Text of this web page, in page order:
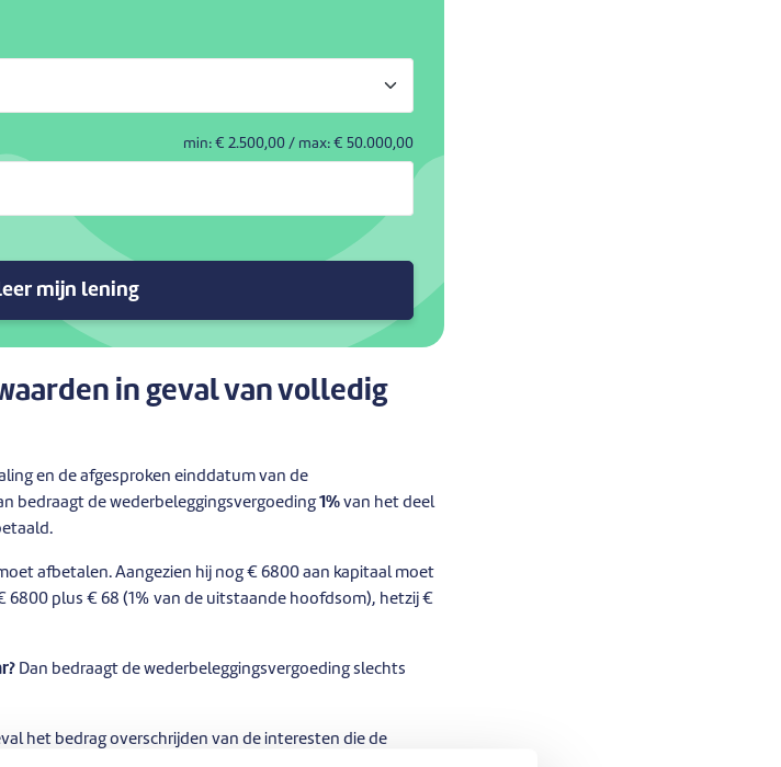
min: € 2.500,00 / max: € 50.000,00
mijn lening
in geval van volledig
en de afgesproken einddatum van de
bedraagt de wederbeleggingsvergoeding1% van het deel
afbetalen. Aangezien hij nog € 6800 aan kapitaal moet
plus € 68 (1% van de uitstaande hoofdsom), hetzij €
Dan bedraagt de wederbeleggingsvergoeding slechts
het bedrag overschrijden van de interesten die de